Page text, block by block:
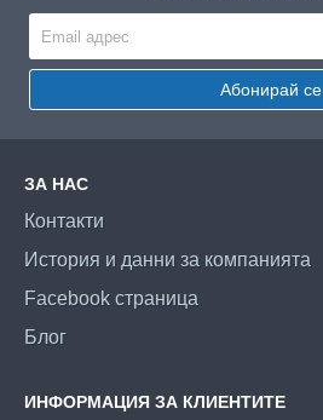
Абонирай се
ЗА НАС
Контакти
История и данни за компанията
Facebook страница
Блог
ИНФОРМАЦИЯ ЗА КЛИЕНТИТЕ